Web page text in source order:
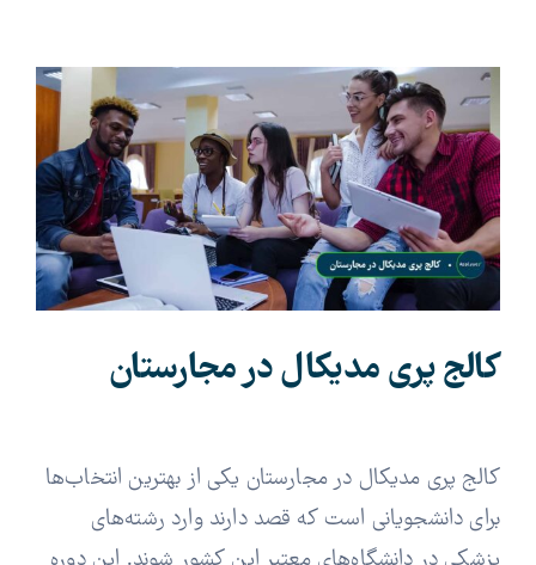
View
Larger
Image
کالج پری مدیکال در مجارستان
کالج پری مدیکال در مجارستان یکی از بهترین انتخاب‌ها
برای دانشجویانی است که قصد دارند وارد رشته‌های